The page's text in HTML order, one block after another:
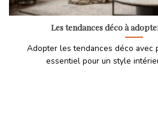
Les tendances déco à
Adopter les tendances déco avec
essentiel pour un style